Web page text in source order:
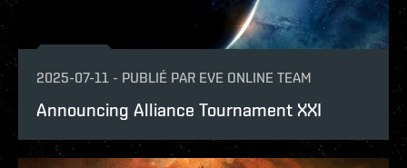
2025-07-11 - PUBLIÉ PAR EVE ONLINE TEAM
Announcing Alliance Tournament XXI